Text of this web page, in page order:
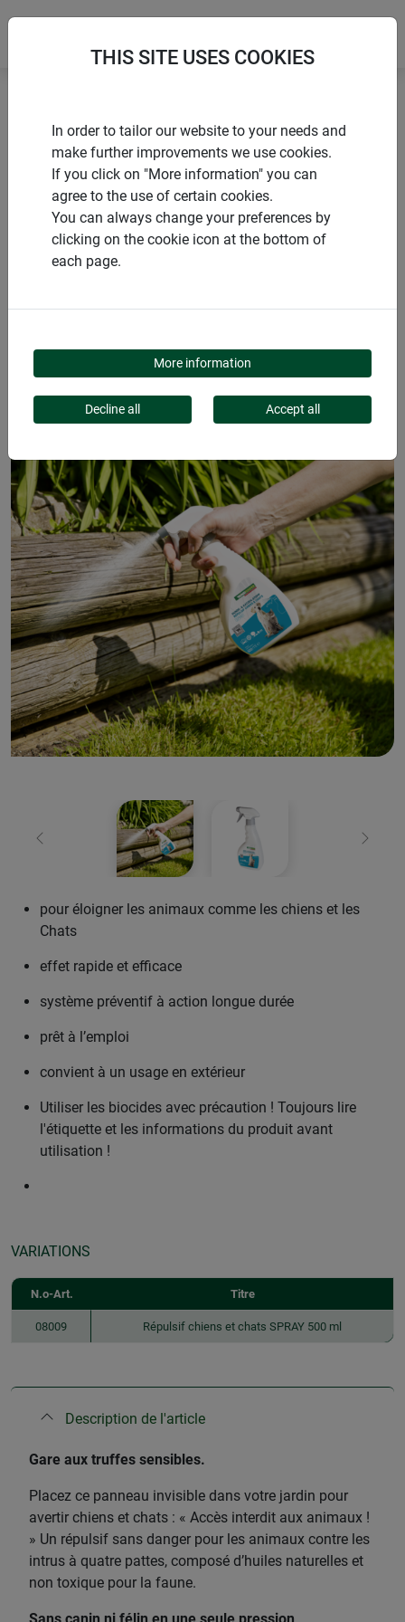
Accueil
Chiens, chats & martres
Répulsif chiens & chats SPRAY
PRODUITS
RÉPULSIF CHIENS &
CHATS SPRAY
retour
pour éloigner les animaux comme les chiens et les
Chats
effet rapide et efficace
système préventif à action longue durée
prêt à l’emploi
convient à un usage en extérieur
Utiliser les biocides avec précaution ! Toujours lire
l'étiquette et les informations du produit avant
utilisation !
VARIATIONS
N.o-Art. Titre
08009 Répulsif chiens et chats SPRAY 500 ml
Description de l'article
Gare aux truffes sensibles.
Placez ce panneau invisible dans votre jardin pour
avertir chiens et chats : « Accès interdit aux animaux !
» Un répulsif sans danger pour les animaux contre les
intrus à quatre pattes, composé d’huiles naturelles et
non toxique pour la faune.
THIS SITE USES COOKIES
In order to tailor our website to your needs and
make further improvements we use cookies.
If you click on "More information" you can
agree to the use of certain cookies.
You can always change your preferences by
clicking on the cookie icon at the bottom of
each page.
More information
Decline all Accept all